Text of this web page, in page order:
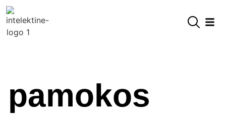
pamokos